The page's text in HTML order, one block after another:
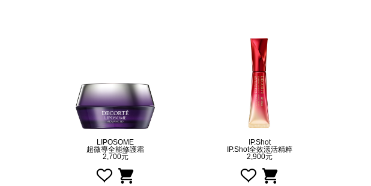
LIPOSOME
超微導全能修護霜
2,700元
IP.Shot
IP.Shot全效漾活精粹
2,900元